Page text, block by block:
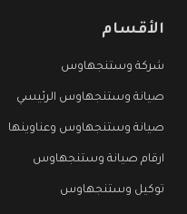
الأقسام
شركة وستنجهاوس
صيانة وستنجهاوس الرئيسي
صيانة وستنجهاوس وعناوينها
ارقام صيانة وستنجهاوس
توكيل وستنجهاوس